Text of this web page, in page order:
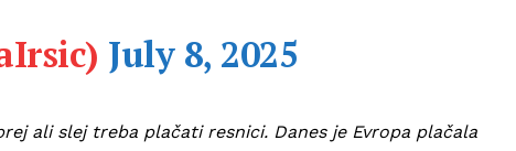
July 8, 2025
ali slej treba plačati resnici. Danes je Evropa plačala